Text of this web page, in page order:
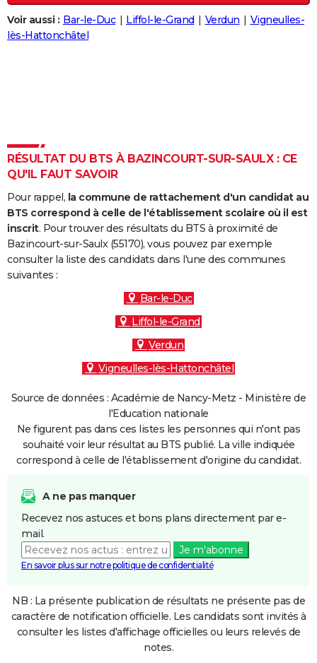
Destinations
City break
Voyage nature
Voyage de noces
Forum
Climat
+
PHOTO
Dictionnaire
Biographies
Citations
Expressions
Proverbes
PROGRAMME TV
S'inscrire
Se connecter
Lycées
Collèges
Primaires
Universités
Entreprises
Service militaire
Avis de recherche
AVIS DE DÉCÈS
FORUM
Bricolage
Lifestyle
Culture
Sport
Auto
Television
Voyage
Cinema
Voir aussi : Bar-le-Duc Liffol-le-Grand Verdun
Vigneulles-
lès-Hattonchâtel
RÉSULTAT DU BTS À BAZINCOURT-SUR-SAULX : CE
QU'IL FAUT SAVOIR
Pour rappel, la commune de rattachement d'un candidat au
BTS correspond à celle de l'établissement scolaire où il est
inscrit. Pour trouver des résultats du BTS à proximité de
Bazincourt-sur-Saulx (55170), vous pouvez par exemple
consulter la liste des candidats dans l'une des communes
suivantes :
Bar-le-Duc
Liffol-le-Grand
Verdun
Vigneulles-lès-Hattonchâtel
Source de données : Académie de Nancy-Metz - Ministère de
l'Education nationale
Ne figurent pas dans ces listes les personnes qui n'ont pas
souhaité voir leur résultat au BTS publié. La ville indiquée
correspond à celle de l'établissement d'origine du candidat.
A ne pas manquer
Recevez nos astuces et bons plans directement par e-
mail.
Je m'abonne
En savoir plus sur notre politique de confidentialité
NB : La présente publication de résultats ne présente pas de
caractère de notification officielle. Les candidats sont invités à
consulter les listes d'affichage officielles ou leurs relevés de
notes.